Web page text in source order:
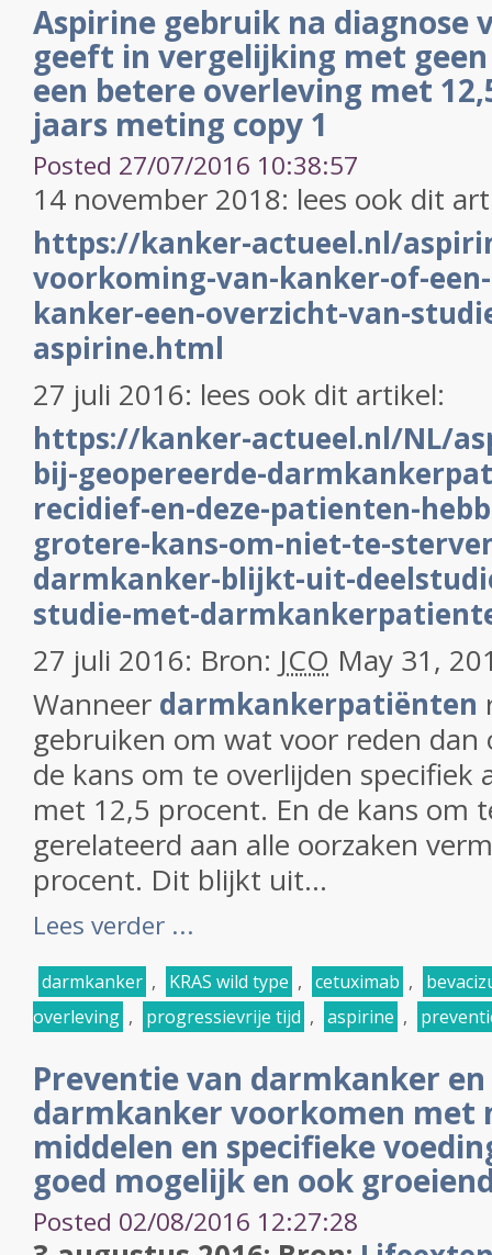
Aspirine gebruik na diagnose
geeft in vergelijking met
een betere overleving met
jaars meting copy 1
Posted 27/07/2016 10:38:57
14 november 2018: lees ook dit
https://kanker-actueel.nl/
voorkoming-van-kanker-of-
kanker-een-overzicht-van-
aspirine.html
27 juli 2016: lees ook dit artikel:
https://kanker-actueel.nl/NL/
bij-geopereerde-
recidief-en-deze-patienten-
grotere-kans-om-niet-te-
darmkanker-blijkt-uit-
studie-met-
27 juli 2016: Bron: JCO May 31,
Wanneer darmkankerpatiënten
gebruiken om wat voor reden
de kans om te overlijden specifiek
met 12,5 procent. En de kans om
gerelateerd aan alle oorzaken
procent. Dit blijkt uit...
Lees verder ...
darmkanker , KRAS wild type , cetuximab ,
overleving , progressievrije tijd , aspirine ,
Preventie van darmkanker
darmkanker voorkomen met
middelen en specifieke
goed mogelijk en ook
Posted 02/08/2016 12:27:28